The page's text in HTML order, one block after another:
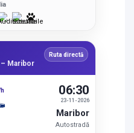
Maribor
Ruta directă
23-11-2026
06:30
Maribor
Autostradă